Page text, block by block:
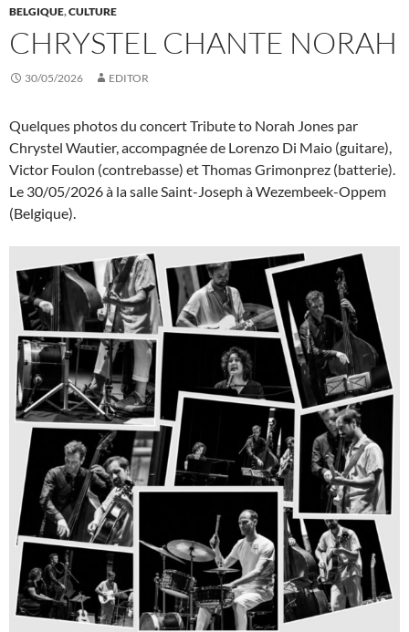
BELGIQUE,CULTURE
CHRYSTEL CHANTE NORAH
30/05/2026 EDITOR
Quelques photos du concert Tribute to Norah Jones par
Chrystel Wautier, accompagnée de Lorenzo Di Maio (guitare),
Victor Foulon (contrebasse) et Thomas Grimonprez (batterie).
Le 30/05/2026 à la salle Saint-Joseph à Wezembeek-Oppem
(Belgique).